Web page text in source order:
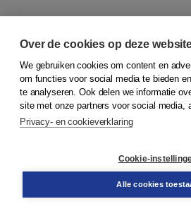
© 2026Koninklijke Boom uitgevers
Bestellen
Over de cookies op deze
We gebruiken cookies om content en
om functies voor social media te bieden
te analyseren. Ook delen we informatie
site met onze partners voor social media,
Privacy- en cookieverklaring
Cookie-
Alle cookies